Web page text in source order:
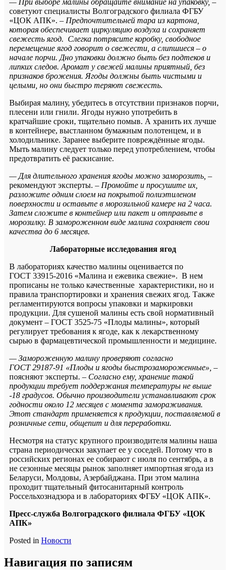
— При выборе малины обращайте внимание на упаковку, –
советуют специалисты Волгоградского филиала ФГБУ
«ЦОК АПК». – Предпочтительней тара из картона,
которая обеспечивает циркуляцию воздуха и сохраняет
свежесть ягод. Слегка потрясите коробку, свободное
перемещение ягод говорит о свежести, а слипшиеся – о
начале порчи. Дно упаковки должно быть без подтеков и
липких следов. Аромат у свежей малины приятный, без
признаков брожения. Ягоды должны быть чистыми и
целыми, но они быстро теряют свежесть.
Выбирая малину, убедитесь в отсутствии признаков порчи,
плесени или гнили. Ягоды нужно употребить в
кратчайшие сроки, тщательно помыв. А хранить их лучше
в контейнере, выстланном бумажным полотенцем, и в
холодильнике. Заранее выберите повреждённые ягоды.
Мыть малину следует только перед употреблением, чтобы
предотвратить её раскисание.
— Для длительного хранения ягоды можно заморозить, –
рекомендуют эксперты. – Промойте и просушите их,
разложите одним слоем на покрытой полиэтиленом
поверхности и оставьте в морозильной камере на 2 часа.
Затем сложите в контейнер или пакет и отправьте в
морозилку. В замороженном виде малина сохраняет свои
качества до 6 месяцев.
Лабораторные исследования ягод
В лабораториях качество малины оценивается по
ГОСТ 33915-2016 «Малина и ежевика свежие». В нем
прописаны не только качественные характеристики, но и
правила транспортировки и хранения свежих ягод. Также
регламентируются вопросы упаковки и маркировки
продукции. Для сушеной малины есть свой нормативный
документ – ГОСТ 3525-75 «Плоды малины», который
регулирует требования к ягоде, как к лекарственному
сырью в фармацевтической промышленности и медицине.
— Замороженную малину проверяют согласно
ГОСТ29187-91 «Плоды и ягоды быстрозамороженные», –
поясняют эксперты. – Согласно ему, хранение такой
продукции требует поддержания температуры не выше
-18 градусов. Обычно производители устанавливают срок
годности около 12 месяцев с момента замораживания.
Этот стандарт применяется к продукции, поставляемой в
розничные сети, общепит и для переработки.
Несмотря на статус крупного производителя малины наша
страна периодически закупает ее у соседей. Потому что в
российских регионах ее собирают с июля по сентябрь, а в
не сезонные месяцы рынок заполняет импортная ягода из
Беларуси, Молдовы, Азербайджана. При этом малина
проходит тщательный фитосанитарный контроль
Россельхознадзора и в лабораториях ФГБУ «ЦОК АПК».
Пресс-служба Волгоградского филиала ФГБУ «ЦОК
АПК»
Posted in Новости
Навигация по записям